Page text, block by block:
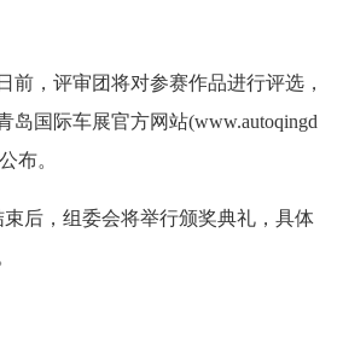
前，评审团将对参赛作品进行评选，
岛国际车展官方网站(www.autoqingd
布。
后，组委会将举行颁奖典礼，具体